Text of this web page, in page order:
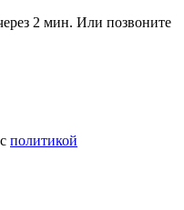
2 мин. Или позвоните
политикой